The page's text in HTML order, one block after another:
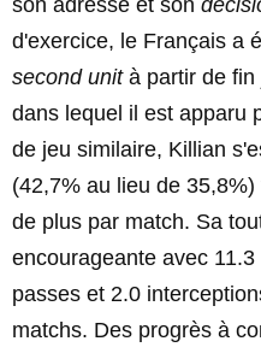
son adresse et son
d'exercice, le Français a
second unit à partir de
dans lequel il est apparu
de jeu similaire, Killian
(42,7% au lieu de
de plus par match. Sa
encourageante avec
passes et 2.0
matchs. Des progrès à